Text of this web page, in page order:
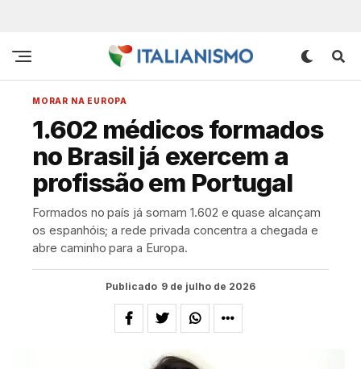
MORAR NA EUROPA
1.602 médicos formados
no Brasil já exercem a
profissão em Portugal
Formados no país já somam 1.602 e quase alcançam
os espanhóis; a rede privada concentra a chegada e
abre caminho para a Europa.
Publicado 9 de julho de 2026